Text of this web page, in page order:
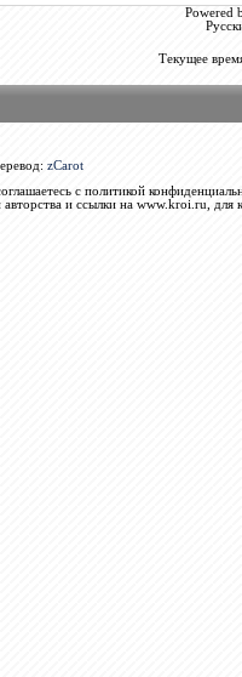
Powered
Текущее
zCarot
с политикой
и ссылки на www.kroi.ru, для